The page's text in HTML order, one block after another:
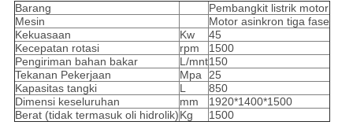
Barang
Pembangkit listrik motor
Mesin
Motor asinkron tiga fase
Kekuasaan
Kw
45
Kecepatan rotasi
rpm
1500
Pengiriman bahan bakar
L/mnt150
Tekanan Pekerjaan
Mpa
25
Kapasitas tangki
L
850
Dimensi keseluruhan
mm
1920*1400*1500
Berat (tidak termasuk oli hidrolik)Kg 1500